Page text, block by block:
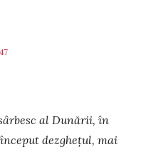
al Dunării, în
dezgheţul, mai